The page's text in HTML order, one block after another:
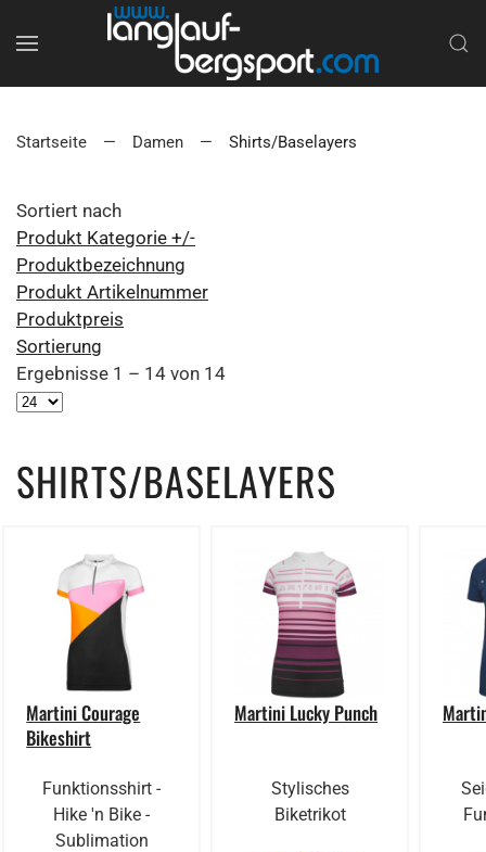
Startseite Damen Shirts/Baselayers
Sortiert nach
Produkt Kategorie +/-
Produktbezeichnung
Produkt Artikelnummer
Produktpreis
Sortierung
Ergebnisse 1 – 14 von 14
SHIRTS/BASELAYERS
Martini Courage
Bikeshirt
Funktionsshirt -
Hike 'n Bike -
Sublimation
Martini Lucky Punch
Stylisches
Biketrikot